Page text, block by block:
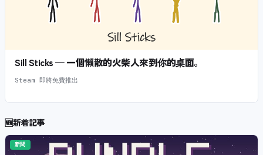
Sill Sticks — 一個懶散的火柴人來到你的桌面。
Steam 即將免費推出
🆕新着記事
新聞